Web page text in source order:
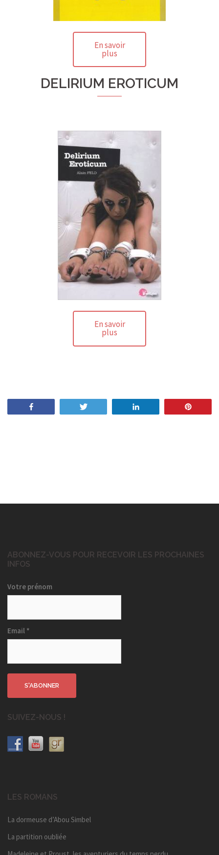
En savoir
plus
DELIRIUM EROTICUM
En savoir
plus
ABONNEZ-VOUS POUR RECEVOIR LES PROCHAINES
INFOS
Votre prénom
Email *
SUIVEZ-NOUS !
LES ROMANS
La dormeuse d’Abou Simbel
La partition oubliée